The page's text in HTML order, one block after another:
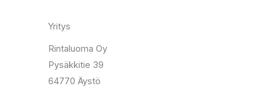
Yritys
Rintaluoma Oy
Pysäkkitie 39
64770 Äystö